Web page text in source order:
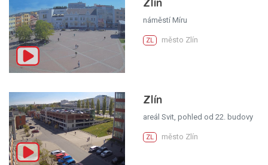
Zlín
náměstí Míru
ZL město Zlín
Zlín
areál Svit, pohled od 22. budovy
ZL město Zlín